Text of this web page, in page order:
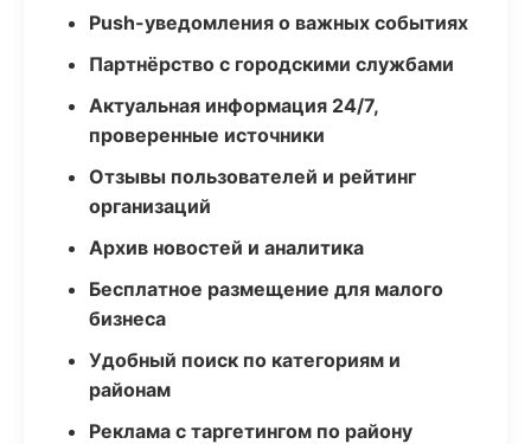
Push-уведомления о важных событиях
Партнёрство с городскими службами
Актуальная информация 24/7,
проверенные источники
Отзывы пользователей и рейтинг
организаций
Архив новостей и аналитика
Бесплатное размещение для малого
бизнеса
Удобный поиск по категориям и
районам
Реклама с таргетингом по району